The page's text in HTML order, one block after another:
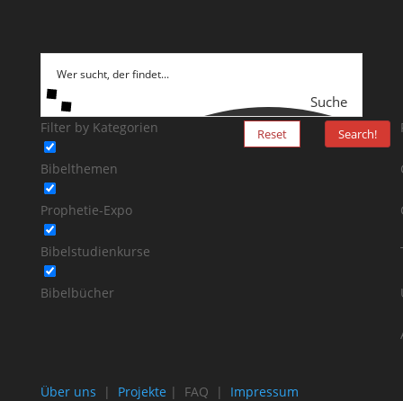
Suche
Filter by Kategorien
Bibelthemen
Prophetie-Expo
Bibelstudienkurse
Bibelbücher
Reset Search!
Über uns | Projekte | FAQ | Impressum